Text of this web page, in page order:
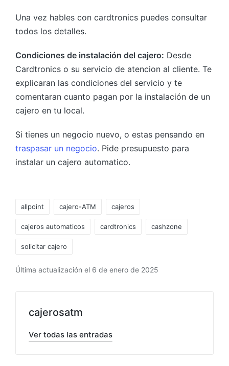
Una vez hables con cardtronics puedes consultar
todos los detalles.
Condiciones de instalación del cajero: Desde
Cardtronics o su servicio de atencion al cliente. Te
explicaran las condiciones del servicio y te
comentaran cuanto pagan por la instalación de un
cajero en tu local.
Si tienes un negocio nuevo, o estas pensando en
traspasar un negocio. Pide presupuesto para
instalar un cajero automatico.
allpoint cajero-ATM cajeros
cajeros automaticos cardtronics cashzone
solicitar cajero
Última actualización el 6 de enero de 2025
cajerosatm
Ver todas las entradas